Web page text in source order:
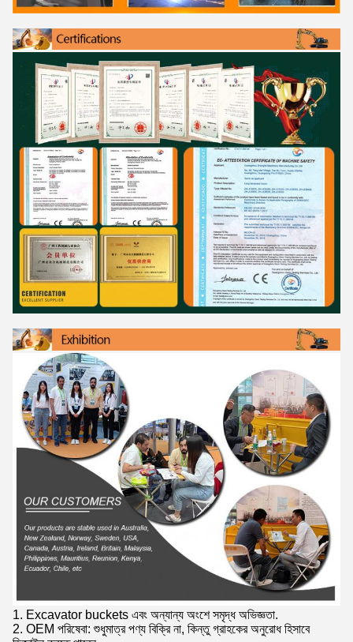
1. Excavator buckets এবং অন্যান্য অংশে সমৃদ্ধ অভিজ্ঞতা.
2. OEM পরিষেবা: শুধুমাত্র পণ্য বিক্রি না, কিন্তু গ্রাহকের অনুরোধ হিসাবে